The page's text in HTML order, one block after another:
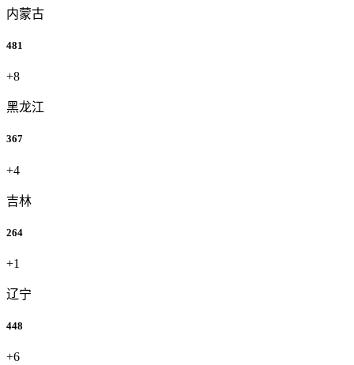
内蒙古
481
+8
黑龙江
367
+4
吉林
264
+1
辽宁
448
+6